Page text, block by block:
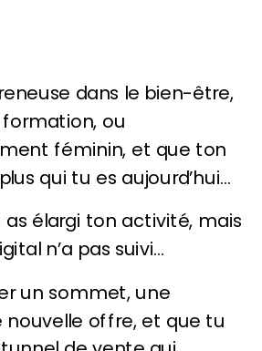
dans le bien-être,
ou
féminin, et que ton
qui tu es aujourd’hui…
as élargi ton activité, mais
n’a pas suivi…
un sommet, une
offre, et que tu